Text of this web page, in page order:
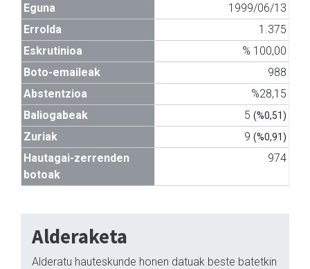
Eguna
1999/06/13
Errolda
1.375
Eskrutinioa
% 100,00
Boto-emaileak
988
Abstentzioa
%28,15
Baliogabeak
5 (%0,51)
Zuriak 9 (%0,91)
Hautagai-zerrenden
botoak
974
Alderaketa
Alderatu hauteskunde honen datuak beste batetkin